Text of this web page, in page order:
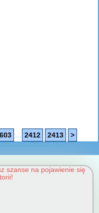
603 ... 2412 2413 >
szanse na pojawienie się